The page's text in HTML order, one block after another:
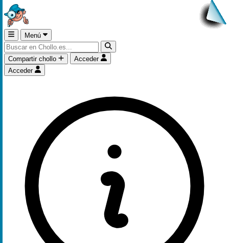
Menú
Compartir chollo
Acceder
Acceder